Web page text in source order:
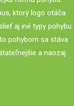
ktorý logo otáča
aj iné typy pohybu
pohybom sa stáva
a naozaj